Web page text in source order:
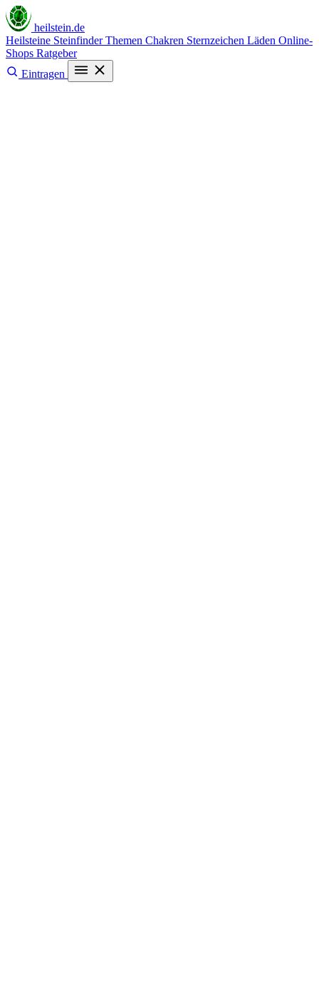
heilstein.de
Heilsteine SteinfinderThemen Chakren Sternzeichen Läden Online-
Shops Ratgeber
Eintragen